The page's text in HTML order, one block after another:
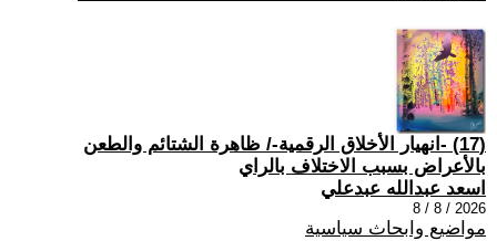
(17) -انهيار الأخلاق الرقمية-/ ظاهرة الشتائم والطعن
بالأعراض بسبب الاختلاف بالراي
اسعد عبدالله عبدعلي
2026 / 8 / 8
مواضيع وابحاث سياسية